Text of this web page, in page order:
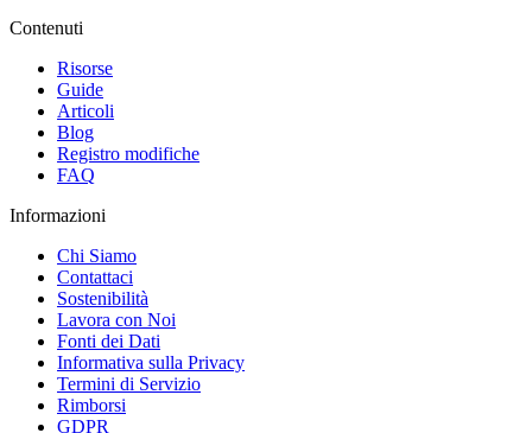
Contenuti
Risorse
Guide
Articoli
Blog
Registro modifiche
FAQ
Informazioni
Chi Siamo
Contattaci
Sostenibilità
Lavora con Noi
Fonti dei Dati
Informativa sulla Privacy
Termini di Servizio
Rimborsi
GDPR